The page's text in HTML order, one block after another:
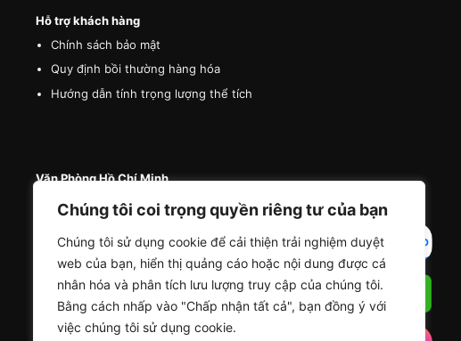
Chúng tôi coi trọng quyền riêng tư của bạn
Chúng tôi sử dụng cookie để cải thiện trải nghiệm duyệt
web của bạn, hiển thị quảng cáo hoặc nội dung được cá
nhân hóa và phân tích lưu lượng truy cập của chúng tôi.
Bằng cách nhấp vào "Chấp nhận tất cả", bạn đồng ý với
việc chúng tôi sử dụng cookie.
Hỗ trợ khách hàng
Chính sách bảo mật
Quy định bồi thường hàng hóa
Hướng dẫn tính trọng lượng thể tích
Văn Phòng Hồ Chí Minh
Số 87 Đường A4 (K300), Phường Bảy Hiền, Thành
phố Hồ Chí Minh
+84 (0) 936 285 335
info@vanchuyentrungdong.com